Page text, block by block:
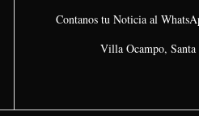
Contanos tu Noticia al
Villa Ocampo,